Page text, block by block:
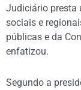
Judiciário presta
sociais e
públicas e da
enfatizou.
Segundo a